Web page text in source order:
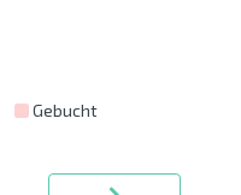
Gebucht